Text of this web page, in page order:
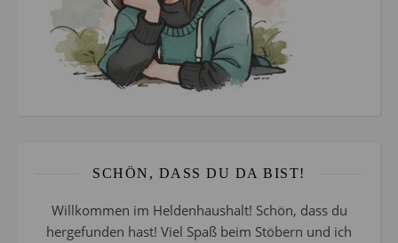
SCHÖN, DASS DU DA BIST!
Willkommen im Heldenhaushalt! Schön, dass du
hergefunden hast! Viel Spaß beim Stöbern und ich